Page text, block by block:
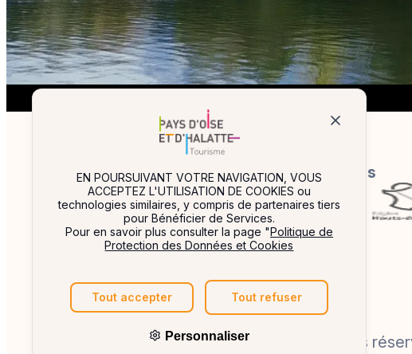
Partenaires
oisehalatte-tourisme.eu Tous droits
EN POURSUIVANT VOTRE NAVIGATION, VOUS
ACCEPTEZ L'UTILISATION DE COOKIES ou
technologies similaires, y compris de partenaires tiers
pour Bénéficier de Services.
Pour en savoir plus consulter la page "Politique de
Protection des Données et Cookies
Tout accepter Tout refuser
Personnaliser